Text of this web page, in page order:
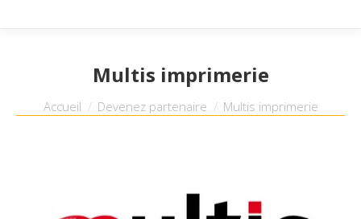
Multis imprimerie
Vous êtes ici :
Accueil Devenez partenaire Multis imprimerie